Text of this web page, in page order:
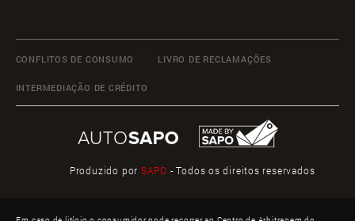
CONFLITOS DE CONSUMO LIVRO DE RECLAMAÇÕES
INTERMEDIAÇÃO DE CRÉDITO
Produzido por SAPO - Todos os direitos reservados